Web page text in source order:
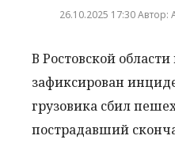
26.10.2025 17:30 Автор:
В Ростовской
зафиксирован
грузовика сбил
пострадавший